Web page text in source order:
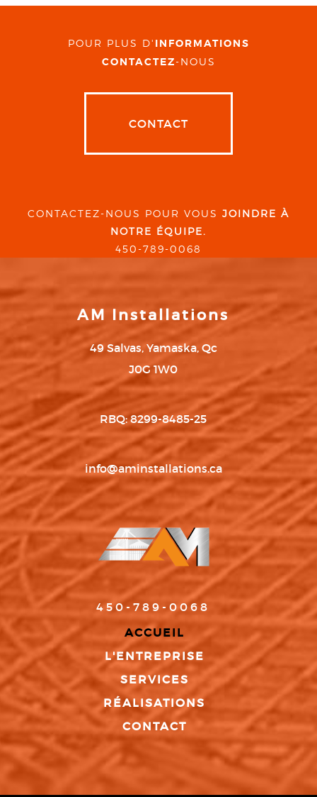
POUR PLUS D' INFORMATIONS
CONTACTEZ-NOUS
CONTACT
CONTACTEZ-NOUS POUR VOUS JOINDRE À
NOTRE ÉQUIPE.
450-789-0068
AM Installations
49 Salvas, Yamaska, Qc
J0G 1W0
RBQ: 8299-8485-25
info@aminstallations.ca
450-789-0068
ACCUEIL
L'ENTREPRISE
SERVICES
RÉALISATIONS
CONTACT